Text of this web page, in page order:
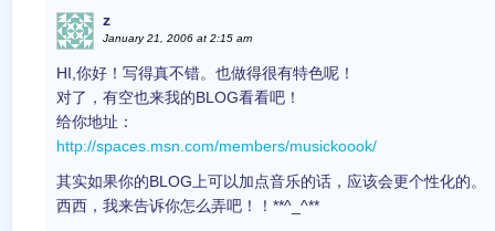
z
January 21, 2006 at 2:15 am
HI,你好！写得真不错。也做得很有特色呢！
对了，有空也来我的BLOG看看吧！
给你地址：
http://spaces.msn.com/members/musickoook/
其实如果你的BLOG上可以加点音乐的话，应该会更个性化的。
西西，我来告诉你怎么弄吧！！**^_^**